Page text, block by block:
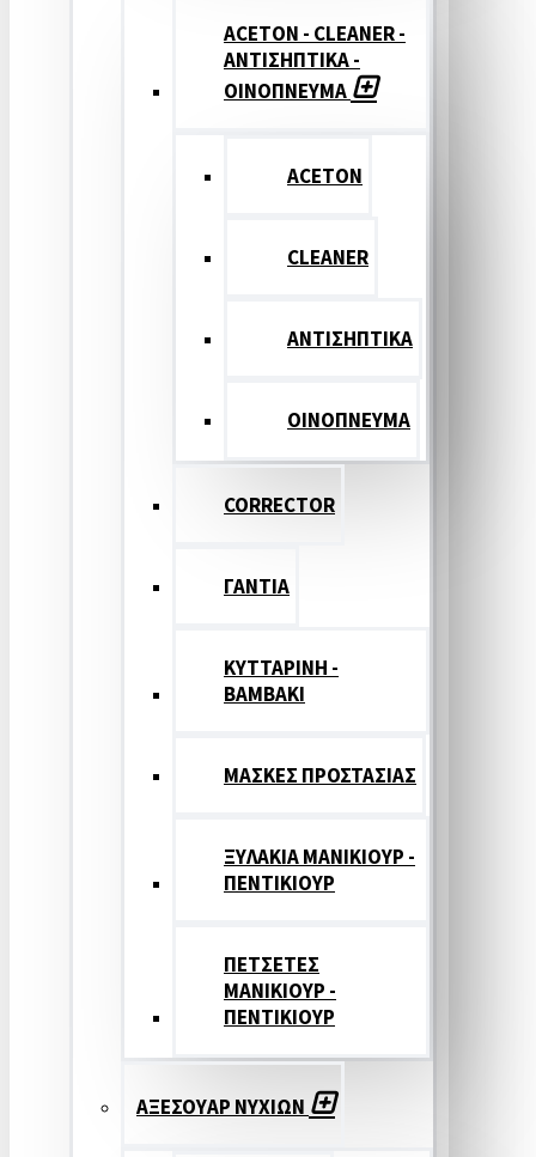
ACETON - CLEANER -
ΑΝΤΙΣΗΠΤΙΚΑ -
ΟΙΝΟΠΝΕΥΜΑ
ACETON
CLEANER
ΑΝΤΙΣΗΠΤΙΚΑ
ΟΙΝΟΠΝΕΥΜΑ
CORRECTOR
ΓΑΝΤΙΑ
ΚΥΤΤΑΡΙΝΗ -
ΒΑΜΒΑΚΙ
ΜΑΣΚΕΣ ΠΡΟΣΤΑΣΙΑΣ
ΞΥΛΑΚΙΑ ΜΑΝΙΚΙΟΥΡ -
ΠΕΝΤΙΚΙΟΥΡ
ΠΕΤΣΕΤΕΣ
ΜΑΝΙΚΙΟΥΡ -
ΠΕΝΤΙΚΙΟΥΡ
ΑΞΕΣΟΥΑΡ ΝΥΧΙΩΝ